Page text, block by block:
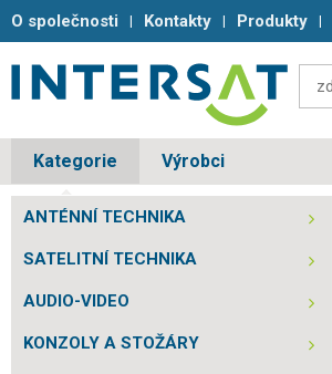
O společnosti Kontakty Produkty
Kategorie Výrobci
ANTÉNNÍ TECHNIKA
SATELITNÍ TECHNIKA
AUDIO-VIDEO
KONZOLY A STOŽÁRY